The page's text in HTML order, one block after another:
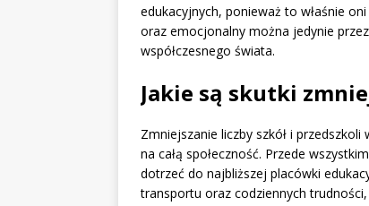
edukacyjnych, ponieważ to właśnie
oraz emocjonalny można jedynie
współczesnego świata.
Jakie są skutki
Zmniejszanie liczby szkół i
na całą społeczność. Przede
dotrzeć do najbliższej placówki
transportu oraz codziennych